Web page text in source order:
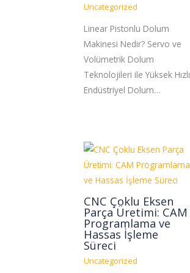
Uncategorized
Linear Pistonlu Dolum
Makinesi Nedir? Servo ve
Volümetrik Dolum
Teknolojileri ile Yüksek Hızlı
Endüstriyel Dolum…
CNC Çoklu Eksen
Parça Üretimi: CAM
Programlama ve
Hassas İşleme
Süreci
Uncategorized